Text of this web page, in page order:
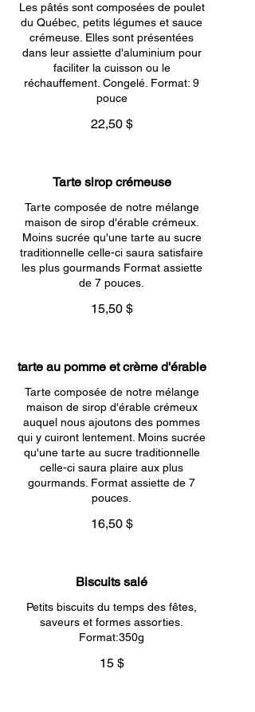
Les pâtés sont composées de poulet
du Québec, petits légumes et sauce
crémeuse. Elles sont présentées
dans leur assiette d'aluminium pour
faciliter la cuisson ou le
réchauffement. Congelé. Format: 9
pouce
22,50 $
Tarte sirop crémeuse
Tarte composée de notre mélange
maison de sirop d'érable crémeux.
Moins sucrée qu'une tarte au sucre
traditionnelle celle-ci saura satisfaire
les plus gourmands Format assiette
de 7 pouces.
15,50 $
tarte au pomme et crème d'érable
Tarte composée de notre mélange
maison de sirop d'érable crémeux
auquel nous ajoutons des pommes
qui y cuiront lentement. Moins sucrée
qu'une tarte au sucre traditionnelle
celle-ci saura plaire aux plus
gourmands. Format assiette de 7
pouces.
16,50 $
Biscuits salé
Petits biscuits du temps des fêtes,
saveurs et formes assorties.
Format:350g
15 $